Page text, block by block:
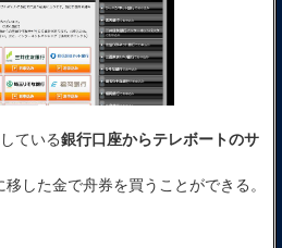
ている銀行口座からテレボートのサ
した金で舟券を買うことができる。